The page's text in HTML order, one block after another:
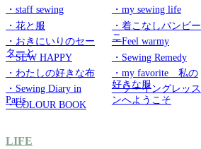
・staff sewing
・my sewing life
・花と服
・着こなしバンビー
ニ
・おきにいりのセー
ターと
・Feel warmy
・SEW HAPPY
・Sewing Remedy
・わたしの好きな布
・my favorite 私の
好きな服
・Sewing Diary in
Paris
・ソーイングレッス
ンへようこそ
・COLOUR BOOK
LIFE